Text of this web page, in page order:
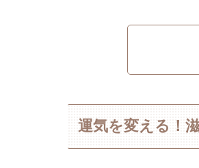
運気を変える！